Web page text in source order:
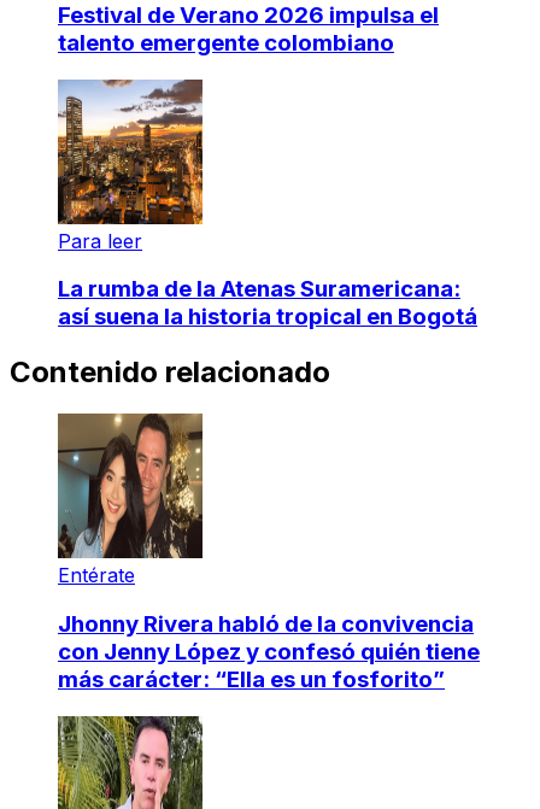
Festival de Verano 2026 impulsa el
talento emergente colombiano
Para leer
La rumba de la Atenas Suramericana:
así suena la historia tropical en Bogotá
Contenido relacionado
Entérate
Jhonny Rivera habló de la convivencia
con Jenny López y confesó quién tiene
más carácter: “Ella es un fosforito”